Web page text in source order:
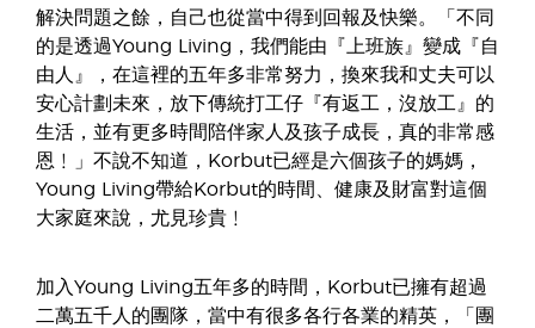
解決問題之餘，自己也從當中得到回報及快樂。「不同
的是透過Young Living，我們能由『上班族』變成『自
由人』，在這裡的五年多非常努力，換來我和丈夫可以
安心計劃未來，放下傳統打工仔『有返工，沒放工』的
生活，並有更多時間陪伴家人及孩子成長，真的非常感
恩﹗」不說不知道，Korbut已經是六個孩子的媽媽，
Young Living帶給Korbut的時間、健康及財富對這個
大家庭來說，尤見珍貴﹗
加入Young Living五年多的時間，Korbut已擁有超過
二萬五千人的團隊，當中有很多各行各業的精英，「團